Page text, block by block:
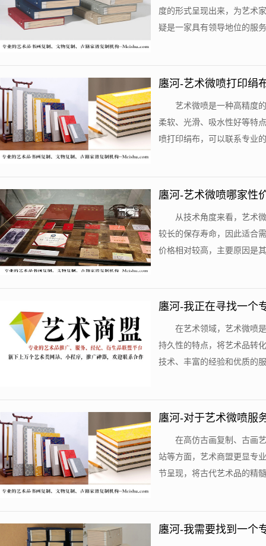
度的形式呈现出来，为艺术
疑是一家具有领导地位的服
廛河-艺术微喷打印绢
艺术微喷是一种高精度
柔软、光滑、吸水性好等特
喷打印绢布，可以联系专业
廛河-艺术微喷哪家性
从技术角度来看，艺术
较长的保存寿命，因此适合
价格相对较高，主要原因是
廛河-我正在寻找一个
在艺术领域，艺术微喷
持久性的特点，将艺术品转
技术、丰富的经验和优质的
廛河-对于艺术微喷服
在高仿古画复制、古画
站等方面，艺术商盟更显专
节呈现，将古代艺术品的精
廛河-我需要找到一个